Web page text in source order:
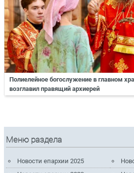
Полиелейное богослужение в главном
возглавил правящий архиерей
Меню раздела
Новости епархии 2025